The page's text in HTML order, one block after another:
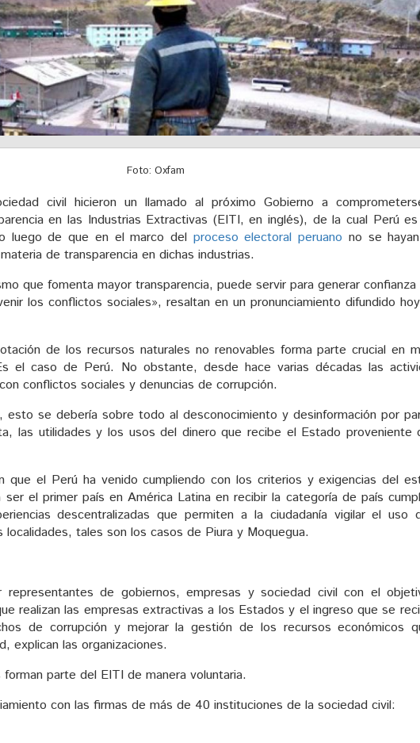
Foto: Oxfam
civil hicieron un llamado al próximo Gobierno a
en las Industrias Extractivas (EITI, en inglés), de la cual Perú
luego de que en el marco del proceso electoral peruano no se
de transparencia en dichas industrias.
que fomenta mayor transparencia, puede servir para generar confianza
los conflictos sociales», resaltan en un pronunciamiento difundido
de los recursos naturales no renovables forma parte crucial en
el caso de Perú. No obstante, desde hace varias décadas las
conflictos sociales y denuncias de corrupción.
esto se debería sobre todo al desconocimiento y desinformación por
las utilidades y los usos del dinero que recibe el Estado proveniente
que el Perú ha venido cumpliendo con los criterios y exigencias del
ser el primer país en América Latina en recibir la categoría de país
descentralizadas que permiten a la ciudadanía vigilar el uso
localidades, tales son los casos de Piura y Moquegua.
de gobiernos, empresas y sociedad civil con el
realizan las empresas extractivas a los Estados y el ingreso que se
de corrupción y mejorar la gestión de los recursos económicos
explican las organizaciones.
forman parte del EITI de manera voluntaria.
con las firmas de más de 40 instituciones de la sociedad civil: